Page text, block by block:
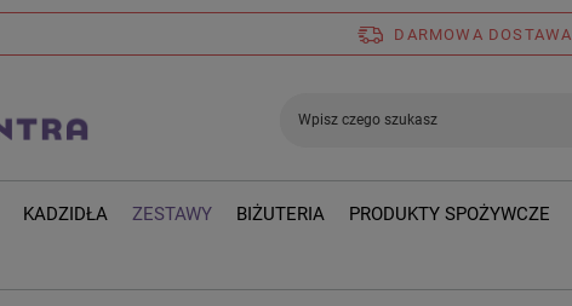
DARMOWA DOSTAWA
KADZIDŁA ZESTAWY BIŻUTERIA PRODUKTY SPOŻYWCZE